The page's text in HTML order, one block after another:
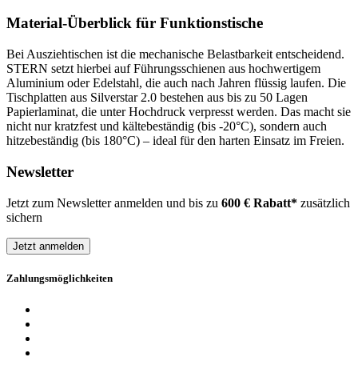
Material-Überblick für Funktionstische
Bei Ausziehtischen ist die mechanische Belastbarkeit entscheidend.
STERN setzt hierbei auf Führungsschienen aus hochwertigem
Aluminium oder Edelstahl, die auch nach Jahren flüssig laufen. Die
Tischplatten aus Silverstar 2.0 bestehen aus bis zu 50 Lagen
Papierlaminat, die unter Hochdruck verpresst werden. Das macht sie
nicht nur kratzfest und kältebeständig (bis -20°C), sondern auch
hitzebeständig (bis 180°C) – ideal für den harten Einsatz im Freien.
Newsletter
Jetzt zum Newsletter anmelden und bis zu 600 € Rabatt* zusätzlich
sichern
Jetzt anmelden
Zahlungsmöglichkeiten